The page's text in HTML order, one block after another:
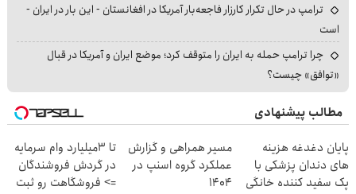
ترامپ در حال تکرار کارزار فاجعه‌بار آمریکا در افغانستان - این بار در ایران -
است
چرا ترامپ حمله به ایران را متوقف کرد؛ موضع ایران و آمریکا در قبال
«توافق» چیست؟
مطالب پیشنهادی
پایان دغدغه هزینه
های دندان پزشکی با
پک سفید کننده خانگی
مسیر همراهی و گزارش
عملکرد گروه اسنپ در
۱۴۰۴
تا 3میلیارد وام سرمایه
در گردش فروشندگان
=> فروشگاهت رو ثبت